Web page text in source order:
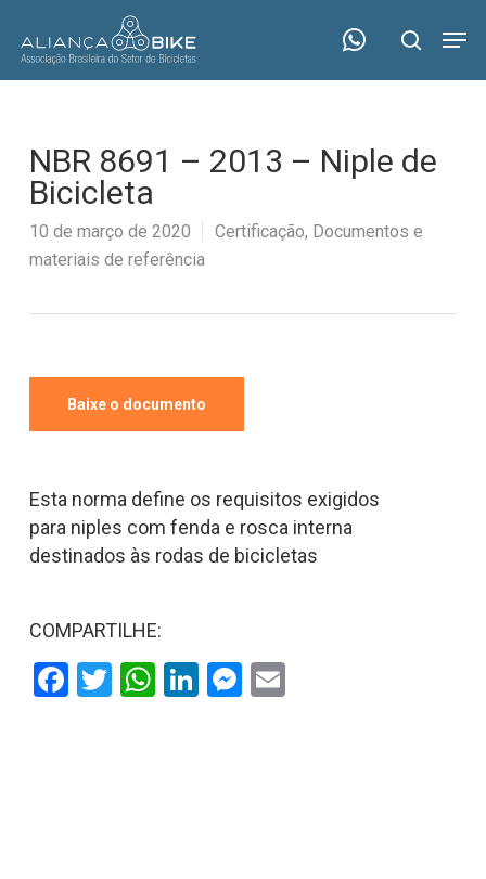
main
search
NBR 8691 – 2013 – Niple de
Bicicleta
10 de março de 2020 Certificação, Documentos e
materiais de referência
Baixe o documento
Esta norma define os requisitos exigidos
para niples com fenda e rosca interna
destinados às rodas de bicicletas
COMPARTILHE:
Facebook
Twitter
WhatsApp
LinkedIn
Messenger
Email